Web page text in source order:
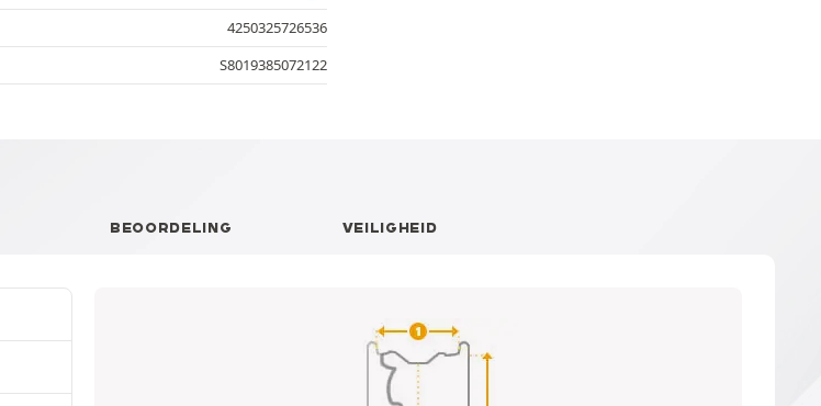
4250325726536
S8019385072122
BEOORDELING VEILIGHEID